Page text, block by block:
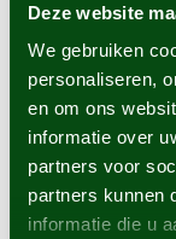
Deze website
We gebruiken
personaliseren,
en om ons
informatie over
partners voor
partners kunnen
informatie die u
Dahlia